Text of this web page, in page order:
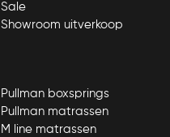
Sale
Showroom uitverkoop
Pullman boxsprings
Pullman matrassen
M line matrassen